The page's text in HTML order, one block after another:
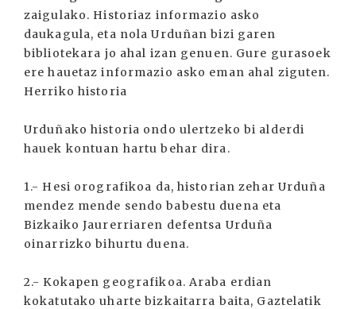
zaigulako. Historiaz informazio asko
daukagula, eta nola Urduñan bizi garen
bibliotekara jo ahal izan genuen. Gure gurasoek
ere hauetaz informazio asko eman ahal ziguten.
Herriko historia
Urduñako historia ondo ulertzeko bi alderdi
hauek kontuan hartu behar dira.
1.- Hesi orografikoa da, historian zehar Urduña
mendez mende sendo babestu duena eta
Bizkaiko Jaurerriaren defentsa Urduña
oinarrizko bihurtu duena.
2.- Kokapen geografikoa. Araba erdian
kokatutako uharte bizkaitarra baita, Gaztelatik